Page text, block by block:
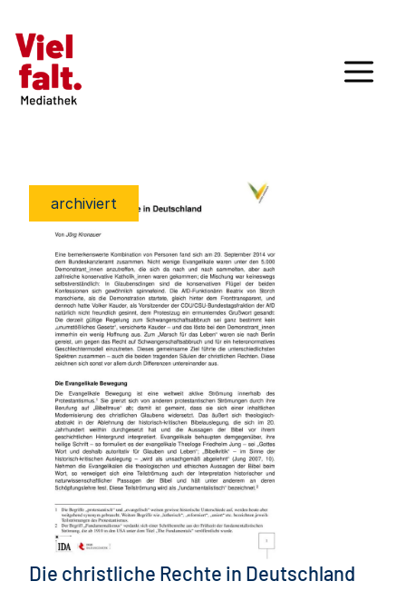
archiviert
Die christliche Rechte in Deutschland